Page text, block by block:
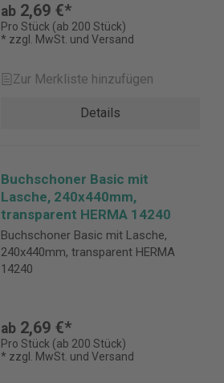
ab 2,69 €*
Pro Stück (ab 200 Stück)
* zzgl. MwSt. und Versand
Zur Merkliste hinzufügen
Details
Buchschoner Basic mit
Lasche, 240x440mm,
transparent HERMA 14240
Buchschoner Basic mit Lasche,
240x440mm, transparent HERMA
14240
ab 2,69 €*
Pro Stück (ab 200 Stück)
* zzgl. MwSt. und Versand